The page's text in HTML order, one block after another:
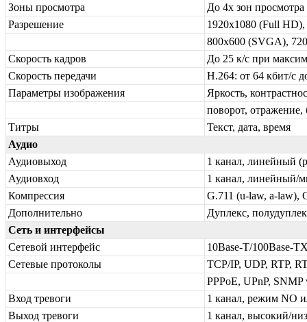
Зоны просмотра
До 4х зон просмотра
Разрешение
1920x1080 (Full
800x600 (SVGA),
Скорость кадров
До 25 к/с при
Скорость передачи
Н.264: от 64 кбит/с
Параметры изображения
Яркость,
поворот,
Титры
Текст, дата, время
Аудио
Аудиовыход
1 канал, линейный
Аудиовход
1 канал, линейный/
Компрессия
G.711 (u-law, a-law),
Дополнительно
Дуплекс,
Сеть и интерфейсы
Сетевой интерфейс
10Base-T/100Base-
Сетевые протоколы
TCP/IP, UDP, RTP,
PPPoE, UPnP,
Вход тревоги
1 канал, режим NO
Выход тревоги
1 канал, высокий/